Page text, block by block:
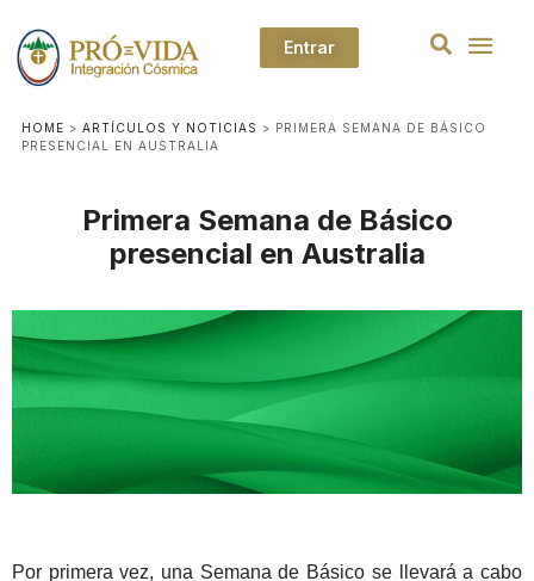
Entrar
HOME > ARTÍCULOS Y NOTICIAS > PRIMERA SEMANA DE BÁSICO
PRESENCIAL EN AUSTRALIA
Primera Semana de Básico
presencial en Australia
Por primera vez, una Semana de Básico se llevará a cabo